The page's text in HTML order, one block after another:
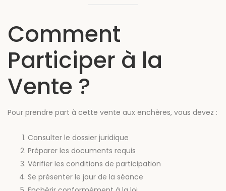
Comment
Participer à la
Vente ?
Pour prendre part à cette vente aux enchères, vous devez :
Consulter le dossier juridique
Préparer les documents requis
Vérifier les conditions de participation
Se présenter le jour de la séance